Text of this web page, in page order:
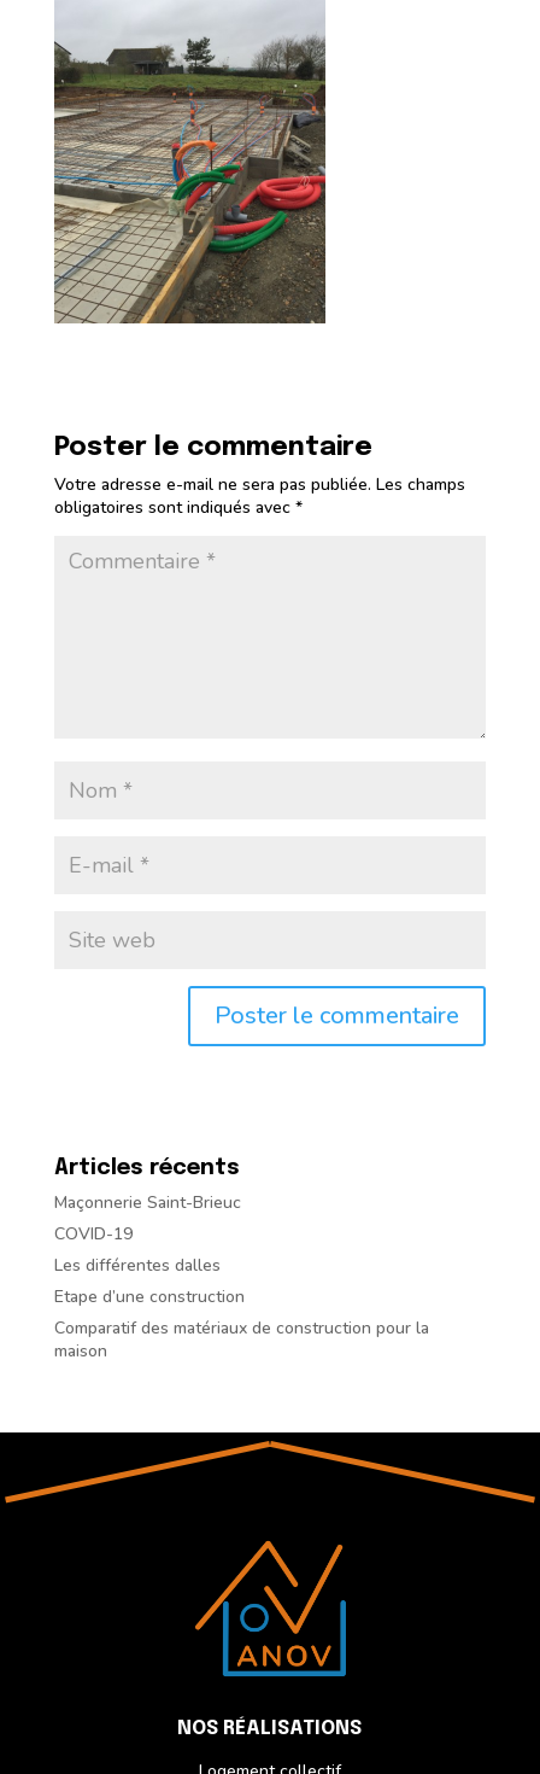
Poster le commentaire
Votre adresse e-mail ne sera pas publiée. Les champs
obligatoires sont indiqués avec *
Articles récents
Maçonnerie Saint-Brieuc
COVID-19
Les différentes dalles
Etape d’une construction
Comparatif des matériaux de construction pour la
maison
NOS RÉALISATIONS